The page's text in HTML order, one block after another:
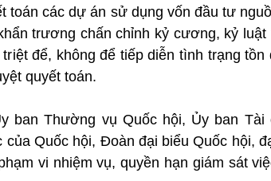
toán các dự án sử dụng vốn đầu tư
trương chấn chỉnh kỷ cương, kỷ
để, không để tiếp diễn tình trạng
quyết toán.
ban Thường vụ Quốc hội, Ủy ban Tài
Quốc hội, Đoàn đại biểu Quốc hội,
vi nhiệm vụ, quyền hạn giám sát